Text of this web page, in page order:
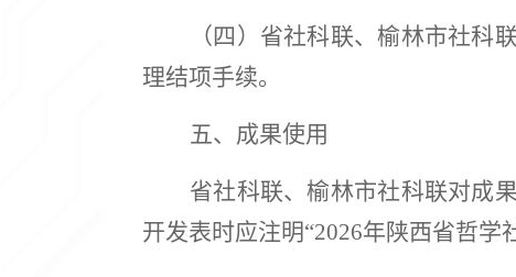
（四 ） 省社科联、榆林市社科
理结项手续。
五、 成果使用
省社科联、榆林市社科联对成
开发表时应注明“2026年陕西省哲学